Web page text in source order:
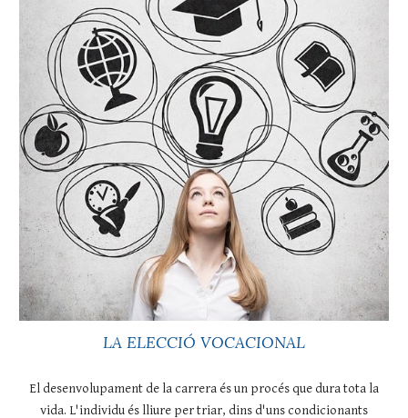
LA ELECCIÓ VOCACIONAL
El desenvolupament de la carrera és un procés que dura tota la
vida. L'individu és lliure per triar, dins d'uns condicionants